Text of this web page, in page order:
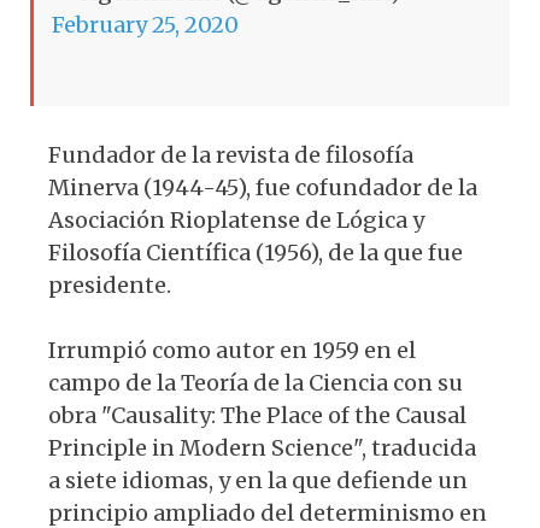
February 25, 2020
Fundador de la revista de filosofía
Minerva (1944-45), fue cofundador de la
Asociación Rioplatense de Lógica y
Filosofía Científica (1956), de la que fue
presidente.
Irrumpió como autor en 1959 en el
campo de la Teoría de la Ciencia con su
obra "Causality: The Place of the Causal
Principle in Modern Science", traducida
a siete idiomas, y en la que defiende un
principio ampliado del determinismo en